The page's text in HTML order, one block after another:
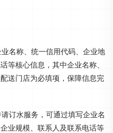
名称、统一信用代码、企业地
等核心信息，其中企业名称、
送门店为必填项，保障信息完
订水服务，可通过填写企业名
业规模、联系人及联系电话等